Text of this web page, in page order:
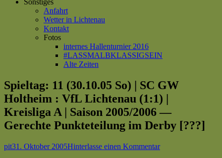
Sonstiges
Anfahrt
Wetter in Lichtenau
Kontakt
Fotos
internes Hallenturnier 2016
#LASSMALBKLASSIGSEIN
Alte Zeiten
Spieltag: 11 (30.10.05 So) | SC GW
Holtheim : VfL Lichtenau (1:1) |
Kreisliga A | Saison 2005/2006 —
Gerechte Punkteteilung im Derby [???]
Autor
pitVeröffentlicht
31. Oktober 2005Hinterlasse einen Kommentarzu